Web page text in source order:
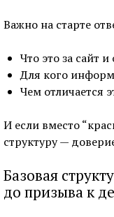
Важно на старте
Что это за сайт
Для кого
Чем отличается
И если вместо
структуру —
Базовая
до призыва к